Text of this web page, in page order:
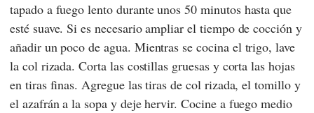
tapado a fuego lento durante unos 50 minutos hasta que
esté suave. Si es necesario ampliar el tiempo de cocción y
añadir un poco de agua. Mientras se cocina el trigo, lave
la col rizada. Corta las costillas gruesas y corta las hojas
en tiras finas. Agregue las tiras de col rizada, el tomillo y
el azafrán a la sopa y deje hervir. Cocine a fuego medio